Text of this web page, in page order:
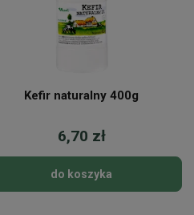
Kefir naturalny 400g
6,70 zł
do koszyka